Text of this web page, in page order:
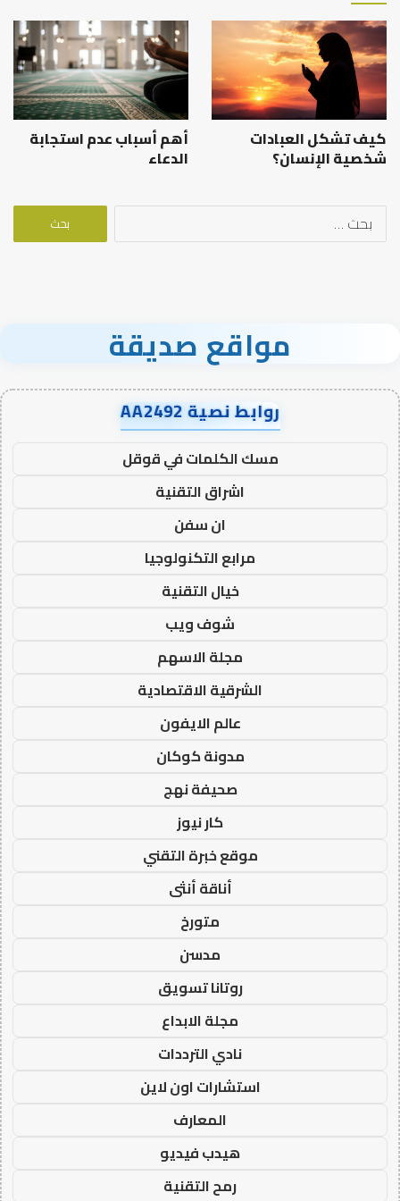
كيف تشكل العبادات
شخصية الإنسان؟
أهم أسباب عدم استجابة
الدعاء
البحث
مواقع صديقة
روابط نصية AA2492
مسك الكلمات في قوقل
اشراق التقنية
ان سفن
مرابع التكنولوجيا
خيال التقنية
شوف ويب
مجلة الاسهم
الشرقية الاقتصادية
عالم الايفون
مدونة كوكان
صحيفة نهج
كار نيوز
موقع خبرة التقني
أناقة أنثى
متورخ
مدسن
روتانا تسويق
مجلة الابداع
نادي الترددات
استشارات اون لاين
المعارف
هيدب فيديو
رمح التقنية